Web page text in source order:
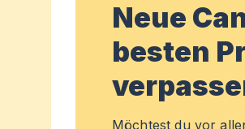
Neue
besten
Möchtest du vor